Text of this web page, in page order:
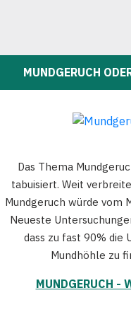
MUNDGERUCH
Das Thema
tabuisiert. Weit
Mundgeruch würde vom
Neueste
dass zu fast 90% die
Mundhöhle zu
MUNDGERUCH -